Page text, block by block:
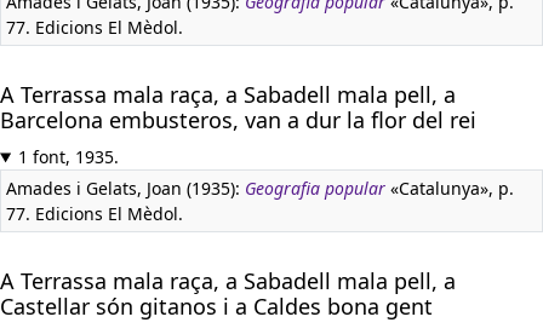
77. Edicions El Mèdol.
A Terrassa mala raça, a Sabadell mala pell, a
Barcelona embusteros, van a dur la flor del rei
1 font, 1935.
Amades i Gelats, Joan (1935): Geografia popular «Catalunya», p.
77. Edicions El Mèdol.
A Terrassa mala raça, a Sabadell mala pell, a
Castellar són gitanos i a Caldes bona gent